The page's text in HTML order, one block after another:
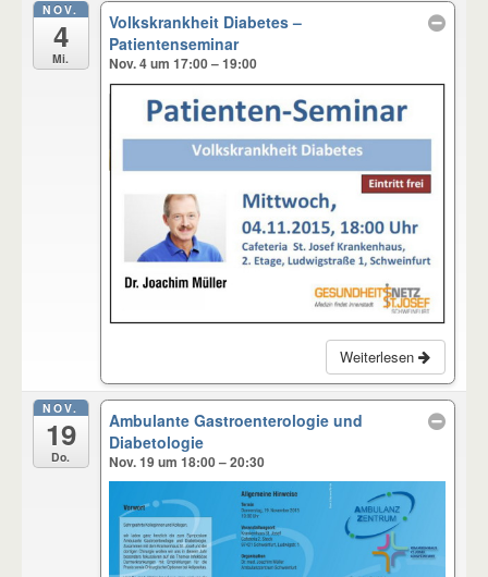
NOV.
4
Mi.
Volkskrankheit Diabetes –
Patientenseminar
Nov. 4 um 17:00 – 19:00
Weiterlesen
NOV.
19
Do.
Ambulante Gastroenterologie und
Diabetologie
Nov. 19 um 18:00 – 20:30